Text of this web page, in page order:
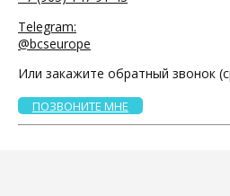
Telegram:
@bcseurope
Или закажите обратный звонок
ПОЗВОНИТЕ МНЕ